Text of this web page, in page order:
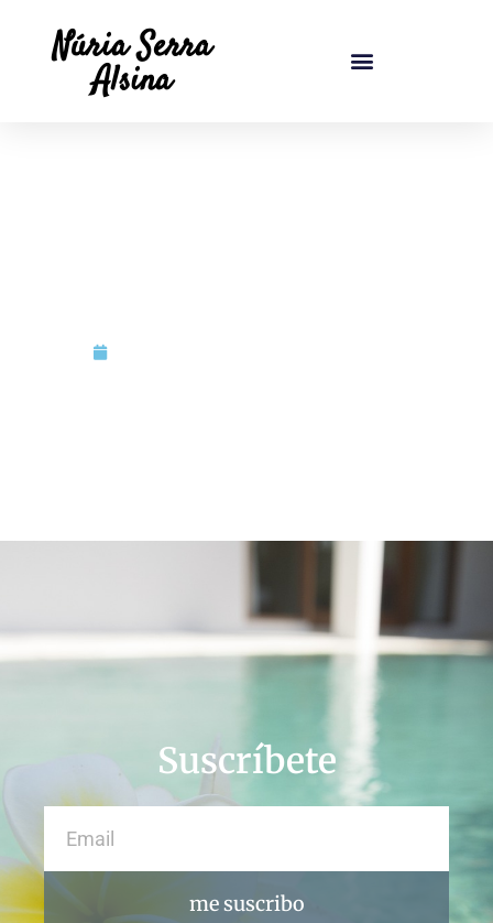
Núria Serra
Alsina
Suscríbete
me suscribo